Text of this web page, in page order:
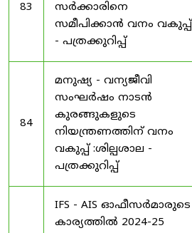
83
സർക്കാരിനെ
സമീപിക്കാൻ വനം വകുപ്പ്
- പത്രക്കുറിപ്പ്
84
മനുഷ്യ - വന്യജീവി
സംഘർഷം നാടൻ
കുരങ്ങുകളുടെ
നിയന്ത്രണത്തിന് വനം
വകുപ്പ് :ശില്പശാല -
പത്രക്കുറിപ്പ്
IFS - AIS ഓഫീസർമാരുടെ
കാര്യത്തിൽ 2024-25